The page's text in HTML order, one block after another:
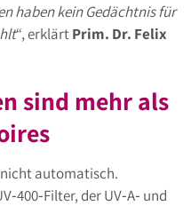
haben kein Gedächtnis für
“, erklärtPrim. Dr. Felix
sind mehr als
automatisch.
der UV‑A‑ und